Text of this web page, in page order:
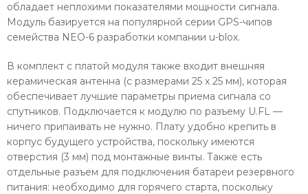
обладает неплохими показателями мощности сигнала.
Модуль базируется на популярной серии GPS-чипов
семейства NEO-6 разработки компании u-blox.
В комплект с платой модуля также входит внешняя
керамическая антенна (с размерами 25 x 25 мм), которая
обеспечивает лучшие параметры приема сигнала со
спутников. Подключается к модулю по разъему U.FL —
ничего припаивать не нужно. Плату удобно крепить в
корпус будущего устройства, поскольку имеются
отверстия (3 мм) под монтажные винты. Также есть
отдельные разъем для подключения батареи резервного
питания: необходимо для горячего старта, поскольку